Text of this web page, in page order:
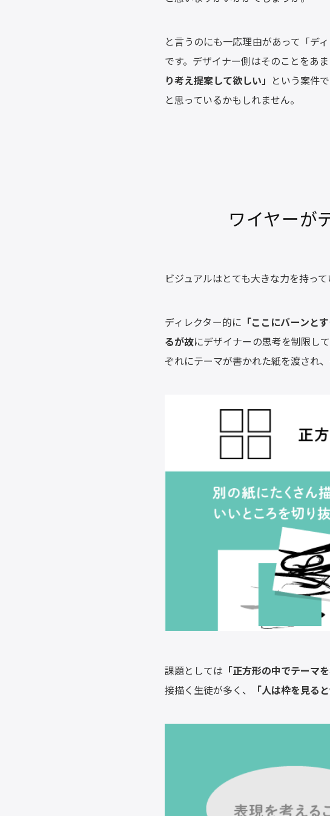
と言うのにも一応理由があって「デ
です。デザイナー側はそのことをあ
り考え提案して欲しい」 という案件
と思っているかもしれません。
ワイヤーが
ビジュアルはとても大きな力を持って
ディレクター的に 「ここにバーンと
るが故にデザイナーの思考を制限し
ぞれにテーマが書かれた紙を渡され
課題としては 「正方形の中でテーマ
接描く生徒が多く、
「人は枠を見る